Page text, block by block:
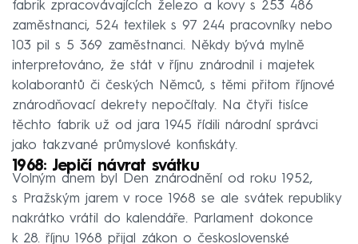
fabrik zpracovávajících železo a kovy s 253 486
zaměstnanci, 524 textilek s 97 244 pracovníky nebo
103 pil s 5 369 zaměstnanci. Někdy bývá mylně
interpretováno, že stát v říjnu znárodnil i majetek
kolaborantů či českých Němců, s těmi přitom říjnové
znárodňovací dekrety nepočítaly. Na čtyři tisíce
těchto fabrik už od jara 1945 řídili národní správci
jako takzvané průmyslové konfiskáty.
1968: Jepičí návrat svátku
Volným dnem byl Den znárodnění od roku 1952,
s Pražským jarem v roce 1968 se ale svátek republiky
nakrátko vrátil do kalendáře. Parlament dokonce
k 28. říjnu 1968 přijal zákon o československé